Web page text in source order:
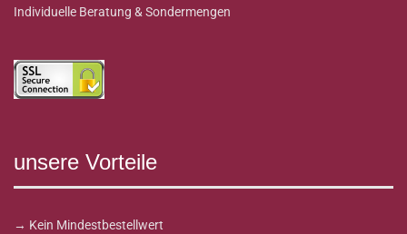
Individuelle Beratung & Sondermengen
unsere Vorteile
→ Kein Mindestbestellwert